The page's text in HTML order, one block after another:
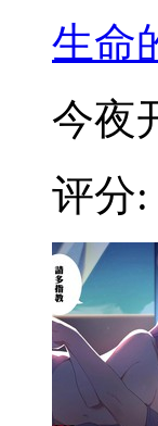
生命
今夜
评分: